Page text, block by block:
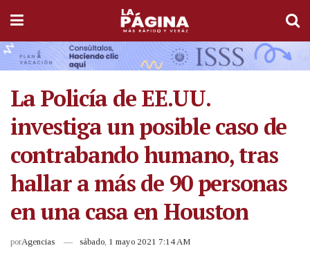
La Policía de EE.UU.
investiga un posible caso de
contrabando humano, tras
hallar a más de 90 personas
en una casa en Houston
porAgencias sábado, 1 mayo 2021 7:14 AM